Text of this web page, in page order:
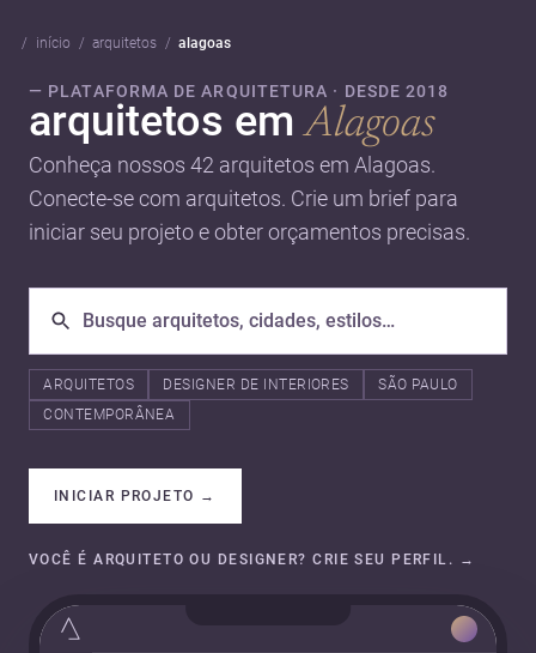
início arquitetos alagoas
— PLATAFORMA DE ARQUITETURA · DESDE 2018
arquitetos emAlagoas
Conheça nossos 42 arquitetos em Alagoas.
Conecte-se com arquitetos. Crie um brief para
iniciar seu projeto e obter orçamentos precisas.
ARQUITETOS DESIGNER DE INTERIORES
SÃO PAULO
CONTEMPORÂNEA
INICIAR PROJETO →
VOCÊ É ARQUITETO OU DESIGNER? CRIE SEU PERFIL. →